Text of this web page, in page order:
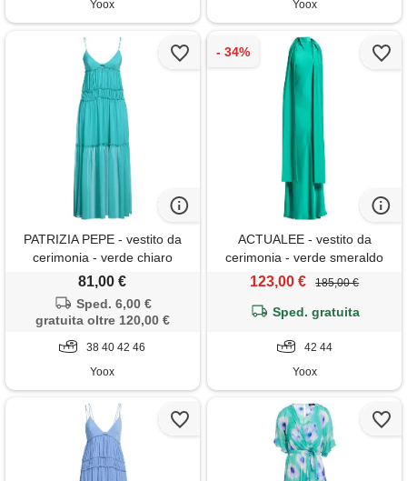
Yoox
Yoox
PATRIZIA PEPE - vestito da
cerimonia - verde chiaro
81,00 €
Sped. 6,00 €
gratuita oltre 120,00 €
38 40 42 46
Yoox
ACTUALEE - vestito da
cerimonia - verde smeraldo
123,00 € 185,00 €
Sped. gratuita
42 44
Yoox